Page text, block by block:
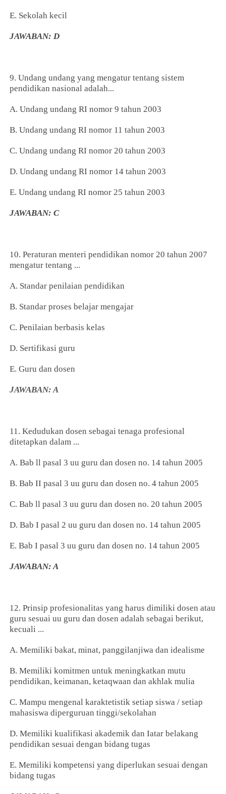
E. Sekolah kecil
JAWABAN: D
9. Undang undang yang mengatur tentang sistem
pendidikan nasional adalah...
A. Undang undang RI nomor 9 tahun 2003
B. Undang undang RI nomor 11 tahun 2003
C. Undang undang RI nomor 20 tahun 2003
D. Undang undang RI nomor 14 tahun 2003
E. Undang undang RI nomor 25 tahun 2003
JAWABAN: C
10. Peraturan menteri pendidikan nomor 20 tahun 2007
mengatur tentang ...
A. Standar penilaian pendidikan
B. Standar proses belajar mengajar
C. Penilaian berbasis kelas
D. Sertifikasi guru
E. Guru dan dosen
JAWABAN: A
11. Kedudukan dosen sebagai tenaga profesional
ditetapkan dalam ...
A. Bab ll pasal 3 uu guru dan dosen no. 14 tahun 2005
B. Bab II pasal 3 uu guru dan dosen no. 4 tahun 2005
C. Bab ll pasal 3 uu guru dan dosen no. 20 tahun 2005
D. Bab I pasal 2 uu guru dan dosen no. 14 tahun 2005
E. Bab I pasal 3 uu guru dan dosen no. 14 tahun 2005
JAWABAN: A
12. Prinsip profesionalitas yang harus dimiliki dosen atau
guru sesuai uu guru dan dosen adalah sebagai berikut,
kecuali ...
A. Memiliki bakat, minat, panggilanjiwa dan idealisme
B. Memiliki komitmen untuk meningkatkan mutu
pendidikan, keimanan, ketaqwaan dan akhlak mulia
C. Mampu mengenal karaktetistik setiap siswa / setiap
mahasiswa diperguruan tinggi/sekolahan
D. Memiliki kualifikasi akademik dan Iatar belakang
pendidikan sesuai dengan bidang tugas
E. Memiliki kompetensi yang diperlukan sesuai dengan
bidang tugas